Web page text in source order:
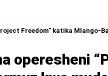
Freedom” katika Mlango-
operesheni